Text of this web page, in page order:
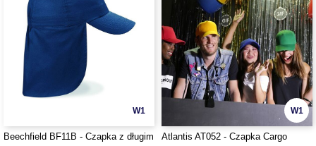
W1
Beechfield BF11B - Czapka z długim
W1
Atlantis AT052 - Czapka Cargo